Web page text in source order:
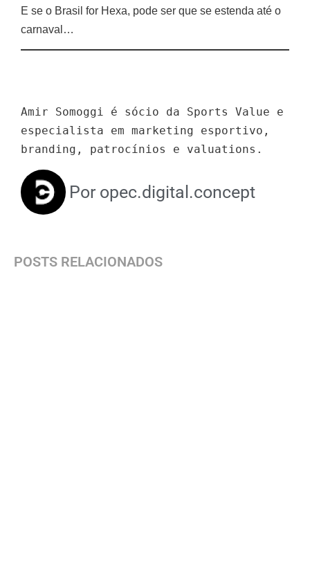
E se o Brasil for Hexa, pode ser que se estenda até o
carnaval…
Amir Somoggi é sócio da Sports Value e
especialista em marketing esportivo,
branding, patrocínios e valuations.
Por opec.digital.concept
POSTS RELACIONADOS